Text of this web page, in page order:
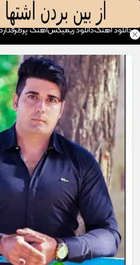
موزیک تار
دانلود آهنگدانلود ریمیکسآهنگ پرطرفدار